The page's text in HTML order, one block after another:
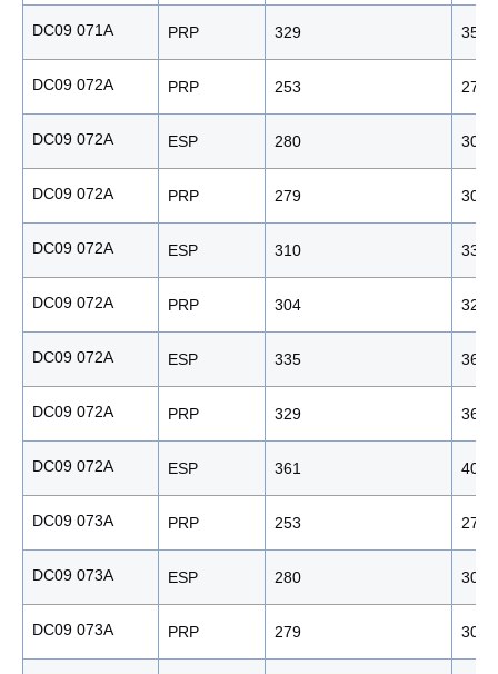
DC09 071A PRP 329 353
DC09 072A PRP 253 278
DC09 072A ESP 280 309
DC09 072A PRP 279 306
DC09 072A ESP 310 338
DC09 072A PRP 304 328
DC09 072A ESP 335 361
DC09 072A PRP 329 366
DC09 072A ESP 361 405
DC09 073A PRP 253 278
DC09 073A ESP 280 309
DC09 073A PRP 279 306